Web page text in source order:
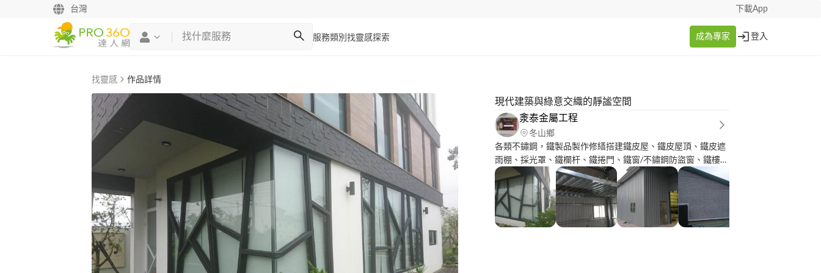
台灣 下載App
服務類別 找靈感探索 成為專家 登入
找靈感 作品詳情
現代建築與綠意交織的靜謐空間
淾泰金屬工程
冬山鄉
各類不鏽鋼，鐵製品製作修繕搭建鐵皮屋、鐵皮屋頂、鐵皮遮
雨棚、採光罩、鐵欄杆、鐵捲門、鐵窗/不鏽鋼防盜窗、鐵樓
梯、扶手等可配合按圖施工。施工前免費繪製施工圖於業者確
認或進行修改。讓您交件前先有物品成型後的概念。